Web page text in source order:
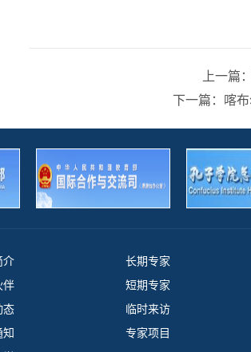
上一篇
下一篇：喀
介
伴
态
知
长期专家
短期专家
临时来访
专家项目